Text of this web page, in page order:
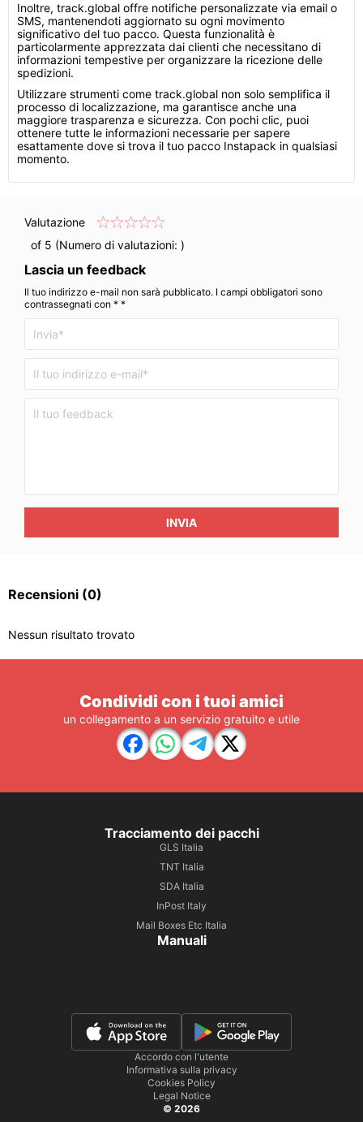
Inoltre, track.global offre notifiche personalizzate via email o
SMS, mantenendoti aggiornato su ogni movimento
significativo del tuo pacco. Questa funzionalità è
particolarmente apprezzata dai clienti che necessitano di
informazioni tempestive per organizzare la ricezione delle
spedizioni.
Utilizzare strumenti come track.global non solo semplifica il
processo di localizzazione, ma garantisce anche una
maggiore trasparenza e sicurezza. Con pochi clic, puoi
ottenere tutte le informazioni necessarie per sapere
esattamente dove si trova il tuo pacco Instapack in qualsiasi
momento.
Valutazione
of 5 (Numero di valutazioni: )
Lascia un feedback
Il tuo indirizzo e-mail non sarà pubblicato. I campi obbligatori sono
contrassegnati con * *
INVIA
Recensioni (0)
Nessun risultato trovato
Condividi con i tuoi amici
un collegamento a un servizio gratuito e utile
Tracciamento dei pacchi
GLS Italia
TNT Italia
SDA Italia
InPost Italy
Mail Boxes Etc Italia
Manuali
Accordo con l'utente
Informativa sulla privacy
Cookies Policy
Legal Notice
© 2026